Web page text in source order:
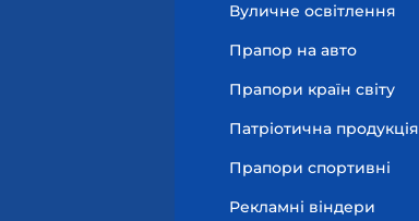
Вуличне освітлення
Прапор на авто
Прапори країн світу
Патріотична продукція
Прапори спортивні
Рекламні віндери